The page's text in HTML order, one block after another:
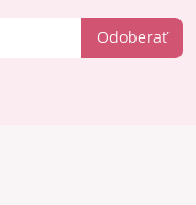
Odoberať